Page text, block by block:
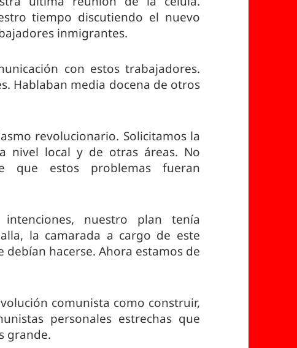
tiempo discutiendo el nuevo
inmigrantes.
con estos trabajadores.
Hablaban media docena de otros
revolucionario. Solicitamos la
nivel local y de otras áreas. No
que estos problemas fueran
nuestro plan tenía
la camarada a cargo de este
hacerse. Ahora estamos de
comunista como construir,
personales estrechas que
grande.